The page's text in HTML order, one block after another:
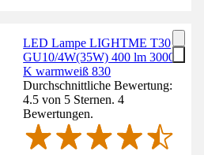
LED Lampe LIGHTME T30
GU10/4W(35W) 400 lm 3000
K warmweiß 830
Durchschnittliche Bewertung:
4.5 von 5 Sternen. 4
Bewertungen.